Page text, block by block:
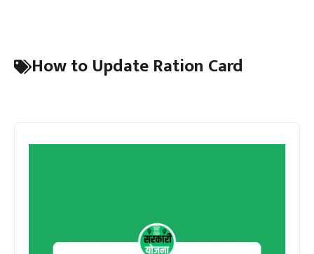
How to Update Ration Card